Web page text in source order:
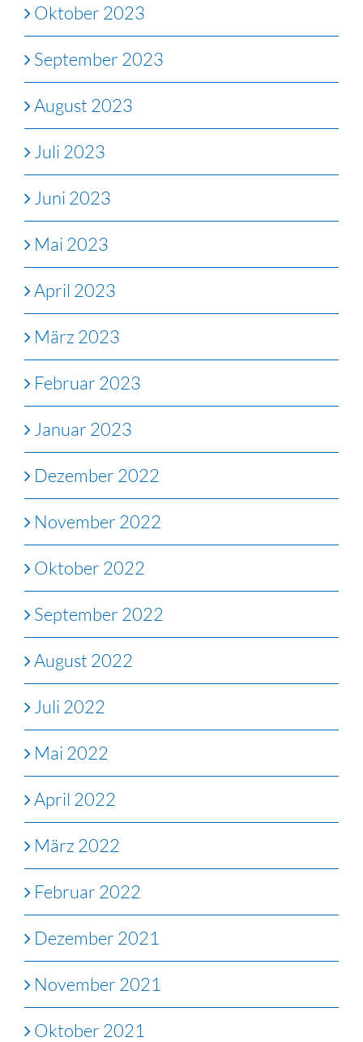
Oktober 2023
September 2023
August 2023
Juli 2023
Juni 2023
Mai 2023
April 2023
März 2023
Februar 2023
Januar 2023
Dezember 2022
November 2022
Oktober 2022
September 2022
August 2022
Juli 2022
Mai 2022
April 2022
März 2022
Februar 2022
Dezember 2021
November 2021
Oktober 2021